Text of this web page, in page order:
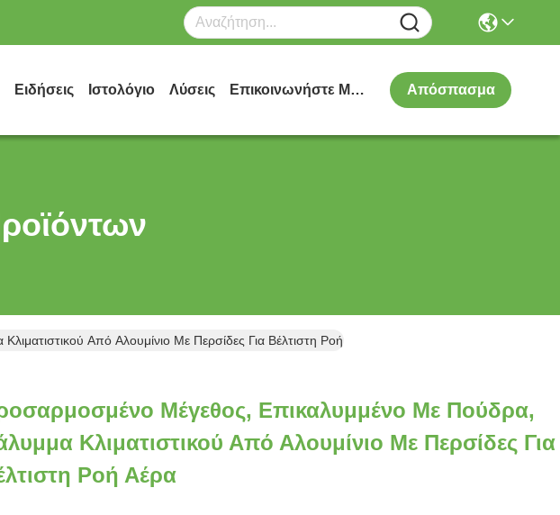
Ειδήσεις Ιστολόγιο Λύσεις Επικοινωνήστε Μαζί Μας Απόσπασμα
Από Αλουμίνιο Με Περσίδες Για Βέλτιστη Ροή Αέρα
Μέγεθος, Επικαλυμμένο Με Πούδρα,
Κλιματιστικού Από Αλουμίνιο Με Περσίδες Για
Ροή Αέρα